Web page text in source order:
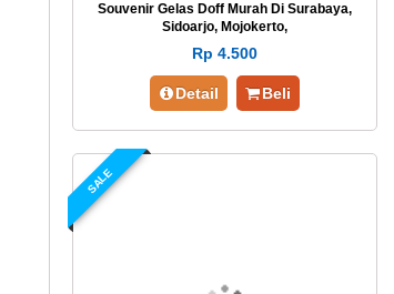
Souvenir Gelas Doff Murah Di Surabaya,
Sidoarjo, Mojokerto,
Rp 4.500
Detail Beli
SALE